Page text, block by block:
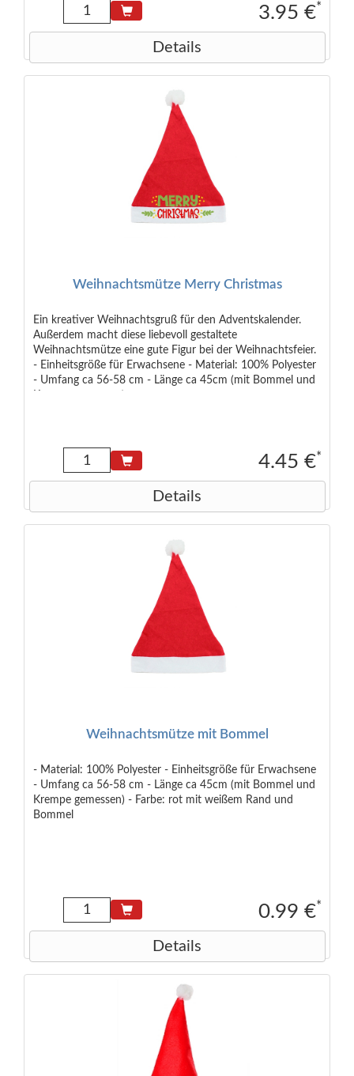
3.95 €*
Details
Weihnachtsmütze Merry Christmas
Ein kreativer Weihnachtsgruß für den Adventskalender.
Außerdem macht diese liebevoll gestaltete
Weihnachtsmütze eine gute Figur bei der Weihnachtsfeier.
- Einheitsgröße für Erwachsene - Material: 100% Polyester
- Umfang ca 56-58 cm - Länge ca 45cm (mit Bommel und
4.45 €*
Details
Weihnachtsmütze mit Bommel
- Material: 100% Polyester - Einheitsgröße für Erwachsene
- Umfang ca 56-58 cm - Länge ca 45cm (mit Bommel und
Krempe gemessen) - Farbe: rot mit weißem Rand und
Bommel
0.99 €*
Details